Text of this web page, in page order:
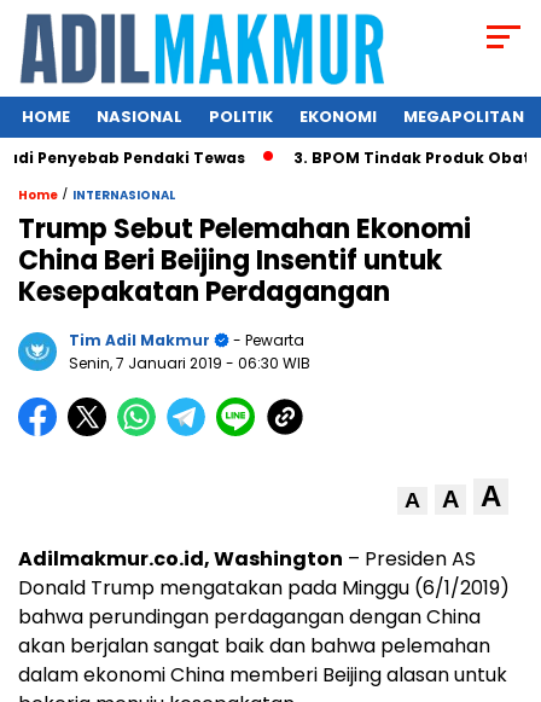
HOME NASIONAL POLITIK EKONOMI MEGAPOLITAN
Penyebab Pendaki Tewas 3. BPOM Tindak Produk Obat
Home / INTERNASIONAL
Trump Sebut Pelemahan Ekonomi
China Beri Beijing Insentif untuk
Kesepakatan Perdagangan
Tim Adil Makmur
- Pewarta
Senin, 7 Januari 2019 - 06:30 WIB
A A A
Adilmakmur.co.id, Washington – Presiden AS
Donald Trump mengatakan pada Minggu (6/1/2019)
bahwa perundingan perdagangan dengan China
akan berjalan sangat baik dan bahwa pelemahan
dalam ekonomi China memberi Beijing alasan untuk